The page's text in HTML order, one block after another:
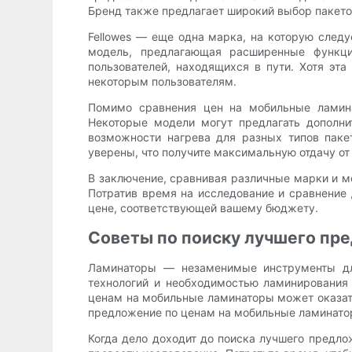
Бренд также предлагает широкий выбор
Fellowes — еще одна марка, на которую
модель, предлагающая расширенные
пользователей, находящихся в пути. Хотя
некоторым пользователям.
Помимо сравнения цен на мобильные
Некоторые модели могут предлагать
возможности нагрева для разных типов
уверены, что получите максимальную отдачу
В заключение, сравнивая различные марки и
Потратив время на исследование и
цене, соответствующей вашему бюджету.
Советы по поиску лучшего
Ламинаторы — незаменимые инструменты
технологий и необходимостью
ценам на мобильные ламинаторы может
предложение по ценам на мобильные
Когда дело доходит до поиска лучшего